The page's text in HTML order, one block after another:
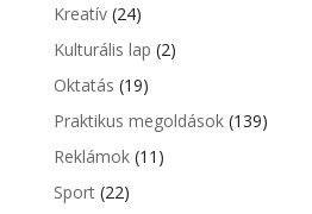
Kreatív(24)
Kulturális lap (2)
Oktatás (19)
Praktikus megoldások(139)
Reklámok(11)
Sport(22)